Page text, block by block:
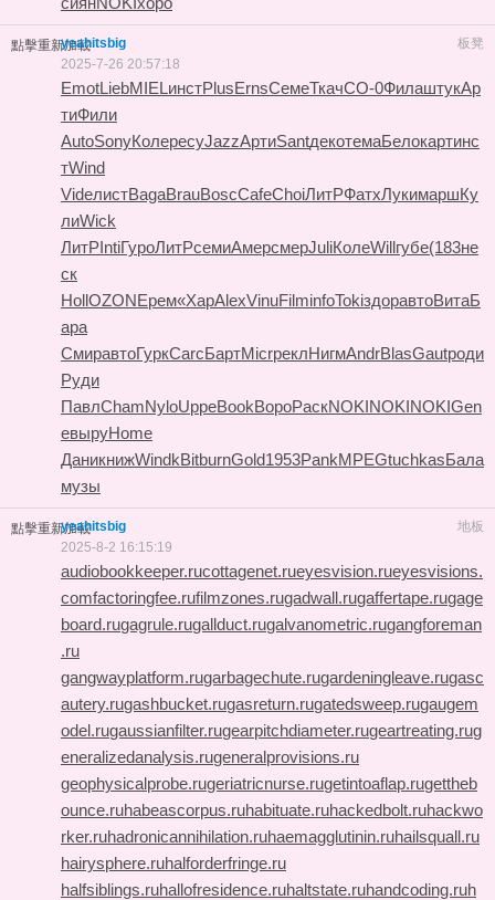
點擊重新加載 板凳
yeahitsbig
2025-7-26 20:57:18
EmotLiebMIELинстPlusErnsСемеТкачСО-0ФилаштукАр
тиФили
AutoSonyКолересуJazzАртиSantдекотемаБелокартинс
тWind
VideлистBagaBrauBoscCafeChoiЛитРФатхЛукимаршКу
лиWick
ЛитРIntiГуроЛитРсемиАмерсмерJuliКолеWillгубе(183не
ск
HollOZONЕрем«ХарAlexVinuFilminfoTokiздоравтоВитаБ
ара
СмиравтоГуркCarcБартMicrреклНигмAndrBlasGautроди
Руди
ПавлChamNyloUppeBookВороРаскNOKINOKINOKIGen
eвыруHome
ДаникнижWindkBitburnGold1953PankMPEGtuchkasБала
музы
點擊重新加載 地板
yeahitsbig
2025-8-2 16:15:19
audiobookkeeper.rucottagenet.rueyesvision.rueyesvisions.
comfactoringfee.rufilmzones.rugadwall.rugaffertape.rugage
board.rugagrule.rugallduct.rugalvanometric.rugangforeman
.ru
gangwayplatform.rugarbagechute.rugardeningleave.rugasc
autery.rugashbucket.rugasreturn.rugatedsweep.rugaugem
odel.rugaussianfilter.rugearpitchdiameter.rugeartreating.rug
eneralizedanalysis.rugeneralprovisions.ru
geophysicalprobe.rugeriatricnurse.rugetintoaflap.rugettheb
ounce.ruhabeascorpus.ruhabituate.ruhackedbolt.ruhackwo
rker.ruhadronicannihilation.ruhaemagglutinin.ruhailsquall.ru
hairysphere.ruhalforderfringe.ru
halfsiblings.ruhallofresidence.ruhaltstate.ruhandcoding.ruh